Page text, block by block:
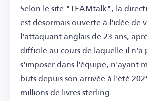
Selon le site "TEAMtalk", la
est désormais ouverte à l'idée de
l'attaquant anglais de 23 ans,
difficile au cours de laquelle il n'a
s'imposer dans l'équipe, n'ayant
buts depuis son arrivée à l'été
millions de livres sterling.